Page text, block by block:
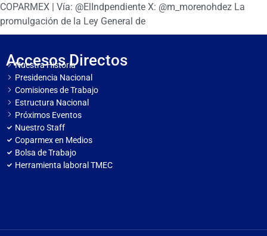
COPARMEX | Vía: @ElIndpendiente X: @m_morenohdez La
promulgación de la Ley General de
Accesos Directos
Nuestra Historia
Presidencia Nacional
Comisiones de Trabajo
Estructura Nacional
Próximos Eventos
Nuestro Staff
Coparmex en Medios
Bolsa de Trabajo
Herramienta laboral TMEC